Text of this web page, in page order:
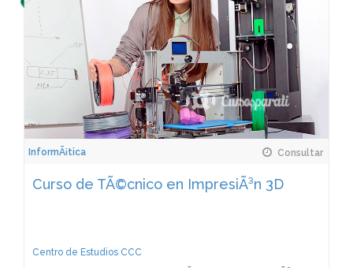
InformÃ¡tica Consultar
Curso de TÃ©cnico en ImpresiÃ³n 3D
Centro de Estudios CCC